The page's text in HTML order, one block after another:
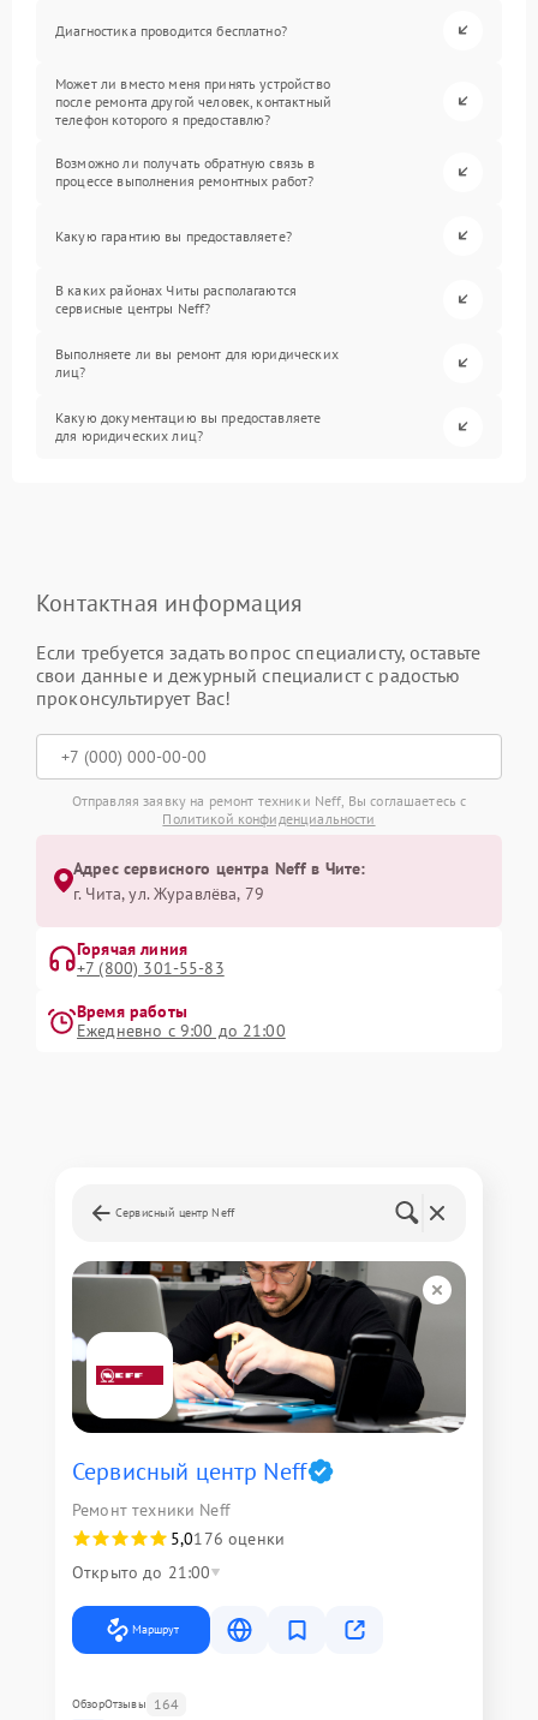
Диагностика проводится бесплатно?
Может ли вместо меня принять устройство
после ремонта другой человек, контактный
телефон которого я предоставлю?
Возможно ли получать обратную связь в
процессе выполнения ремонтных работ?
Какую гарантию вы предоставляете?
В каких районах Читы располагаются
сервисные центры Neff?
Выполняете ли вы ремонт для юридических
лиц?
Какую документацию вы предоставляете
для юридических лиц?
Контактная информация
Если требуется задать вопрос специалисту, оставьте
свои данные и дежурный специалист с радостью
проконсультирует Вас!
Отправляя заявку на ремонт техники Neff, Вы соглашаетесь с
Политикой конфиденциальности
Адрес сервисного центра Neff в Чите:
г. Чита, ул. Журавлёва, 79
Горячая линия
+7 (800) 301-55-83
Время работы
Ежедневно с 9:00 до 21:00
Сервисный центр Neff
Сервисный центр Neff
Ремонт техники Neff
5,0176 оценки
Открыто до 21:00
Маршрут
ОбзорОтзывы 164